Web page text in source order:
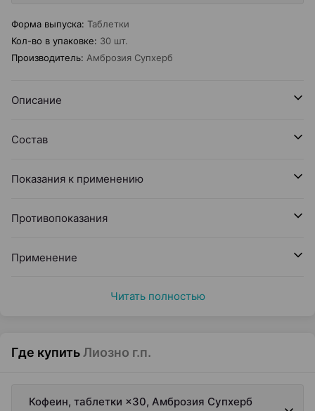
Форма выпуска: Таблетки
Кол-во в упаковке: 30 шт.
Производитель: Амброзия Супхерб
Описание
Состав
Показания к применению
Противопоказания
Применение
Читать полностью
Где купитьЛиозно г.п.
Кофеин, таблетки ×30, Амброзия Супхерб